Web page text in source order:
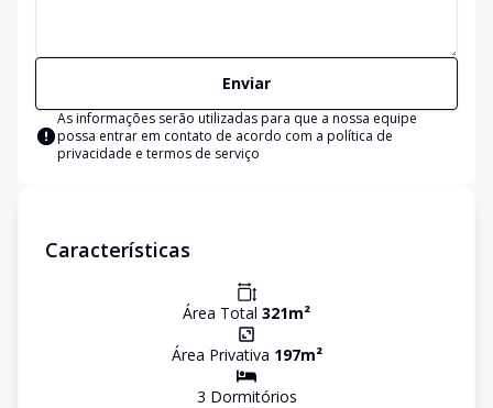
Enviar
As informações serão utilizadas para que a nossa equipe
possa entrar em contato de acordo com a política de
privacidade e termos de serviço
Características
Área Total 321m²
Área Privativa 197m²
3 Dormitórios